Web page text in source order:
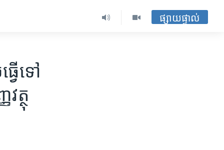
ផ្សាយផ្ទាល់
វើ​ទៅ​
ត្ថុ